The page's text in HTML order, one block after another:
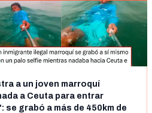
a un joven marroquí
a Ceuta para entrar
se grabó a más de 450km de